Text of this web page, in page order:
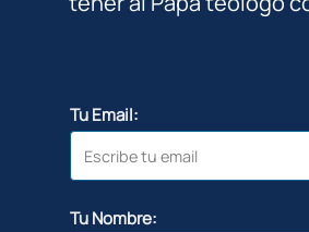
Tu Email:
Tu Nombre: